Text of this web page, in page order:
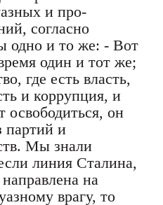
и про-
согласно
одно и то же: - Вот
один и тот же;
где есть власть,
и коррупция, и
освободиться, он
партий и
Мы знали
линия Сталина,
на
врагу, то